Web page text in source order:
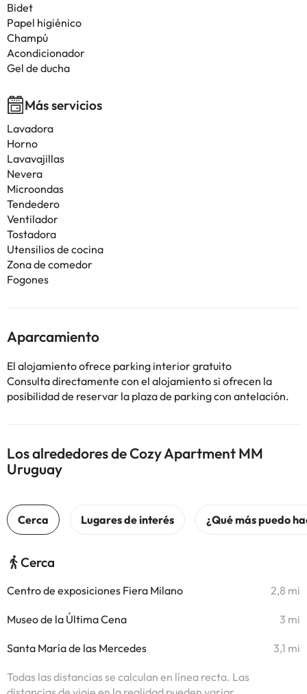
Bidet
Papel higiénico
Champú
Acondicionador
Gel de ducha
Más servicios
Lavadora
Horno
Lavavajillas
Nevera
Microondas
Tendedero
Ventilador
Tostadora
Utensilios de cocina
Zona de comedor
Fogones
Aparcamiento
El alojamiento ofrece parking interior gratuito
Consulta directamente con el alojamiento si ofrecen la
posibilidad de reservar la plaza de parking con antelación.
Los alrededores de Cozy Apartment MM
Uruguay
Cerca
Centro de exposiciones Fiera Milano 2,8 mi
Museo de la Última Cena 3 mi
Santa María de las Mercedes 3,1 mi
Todas las distancias se calculan en línea recta. Las